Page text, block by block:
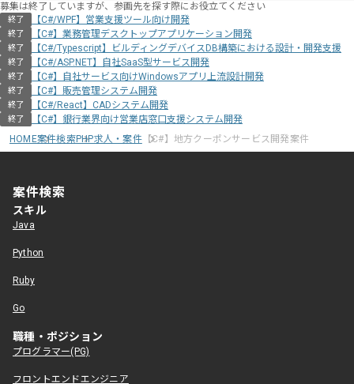
募集は終了していますが、参画先を探す際にお役立てください
終了 【C#/WPF】営業支援ツール向け開発
終了 【C#】業務管理デスクトップアプリケーション開発
終了 【C#/Typescript】ビルディングデバイスDB構築における設計・開発支援
終了 【C#/ASP.NET】自社SaaS型サービス開発
終了 【C#】自社サービス向けWindowsアプリ上流設計開発
終了 【C#】販売管理システム開発
終了 【C#/React】CADシステム開発
終了
【C#】銀行業界向け営業店窓口支援システム開発
HOME案件検索PHP求人・案件【C#】地方クーポンサービス開発案件
案件検索
スキル
Java
Python
Ruby
Go
職種・ポジション
プログラマー(PG)
フロントエンドエンジニア